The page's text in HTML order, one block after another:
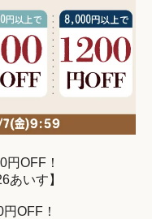
OFF！
あいす】
OFF！